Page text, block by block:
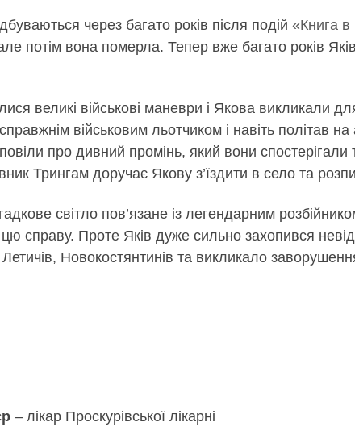
через багато років після подій «Книга в
потім вона померла. Тепер вже багато років
великі військові маневри і Якова викликали
військовим льотчиком і навіть політав
про дивний промінь, який вони
Трингам доручає Якову з’їздити в село та
світло пов’язане із легендарним
цю справу. Проте Яків дуже сильно захопився
Новокостянтинів та викликало
– лікар Проскурівської лікарні